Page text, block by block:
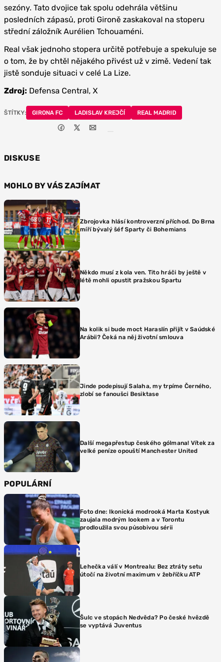
sezóny. Tato dvojice tak spolu odehrála většinu
posledních zápasů, proti Gironě zaskakoval na stoperu
střední záložník Aurélien Tchouaméni.
Real však jednoho stopera určitě potřebuje a spekuluje se
o tom, že by chtěl nějakého přivést už v zimě. Vedení tak
jistě sonduje situaci v celé La Lize.
Zdroj: Defensa Central, X
ŠTÍTKY: GIRONA FC LADISLAV KREJČÍ REAL MADRID
DISKUSE
MOHLO BY VÁS ZAJÍMAT
Zbrojovka hlásí kontroverzní příchod. Do Brna
míří bývalý šéf Sparty či Bohemians
Někdo musí z kola ven. Tito hráči by ještě v
létě mohli opustit pražskou Spartu
Na kolik si bude moct Haraslín přijít v Saúdské
Arábii? Čeká na něj životní smlouva
Jinde podepisují Salaha, my trpíme Černého,
zlobí se fanoušci Besiktase
Další megapřestup českého gólmana! Vítek za
velké peníze opouští Manchester United
POPULÁRNÍ
Foto dne: Ikonická modrooká Marta Kostyuk
zaujala modrým lookem a v Torontu
prodloužila svou působivou sérii
Lehečka válí v Montrealu: Bez ztráty setu
útočí na životní maximum v žebříčku ATP
Šulc ve stopách Nedvěda? Po české hvězdě
se vyptává Juventus